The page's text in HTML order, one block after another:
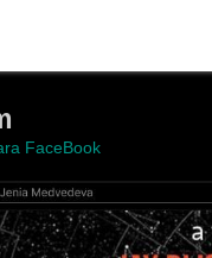
FaceBook